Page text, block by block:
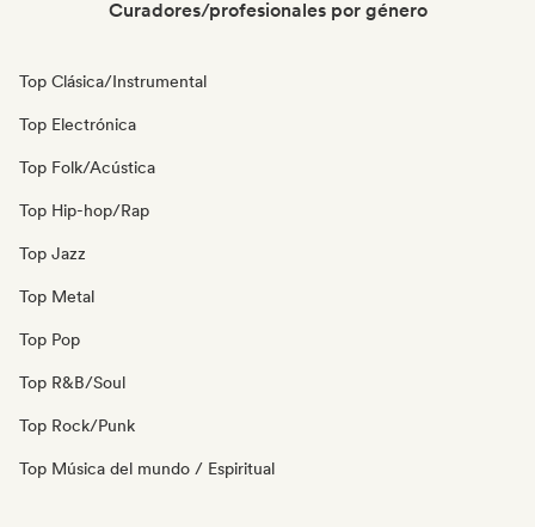
Curadores/profesionales por género
Top Clásica/Instrumental
Top Electrónica
Top Folk/Acústica
Top Hip-hop/Rap
Top Jazz
Top Metal
Top Pop
Top R&B/Soul
Top Rock/Punk
Top Música del mundo / Espiritual